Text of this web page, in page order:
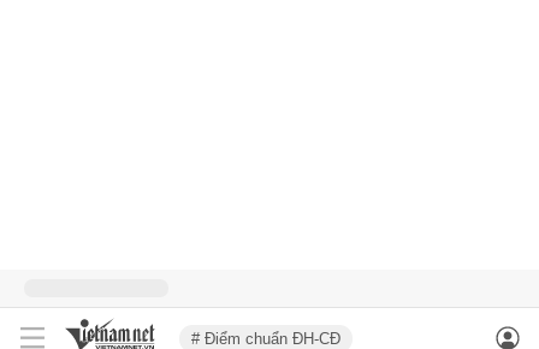
# Điểm chuẩn ĐH-CĐ